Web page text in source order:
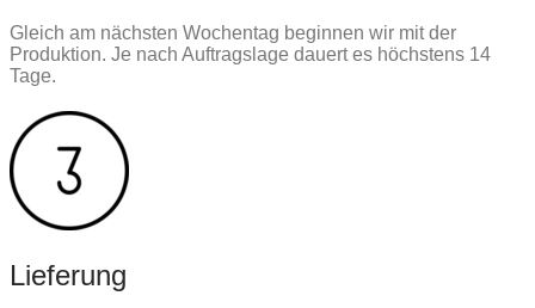
Gleich am nächsten Wochentag beginnen wir mit der
Produktion. Je nach Auftragslage dauert es höchstens 14
Tage.
Lieferung